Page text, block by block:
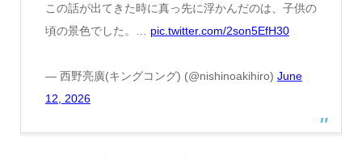
この話が出てきた時に真っ先に浮かんだのは、子供の
頃の景色でした。… pic.twitter.com/2son5EfH30
— 西野亮廣(キングコング) (@nishinoakihiro) June
12, 2026